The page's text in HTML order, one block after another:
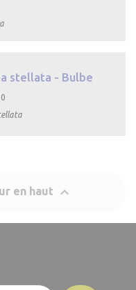
stellata - Bulbe
en haut 